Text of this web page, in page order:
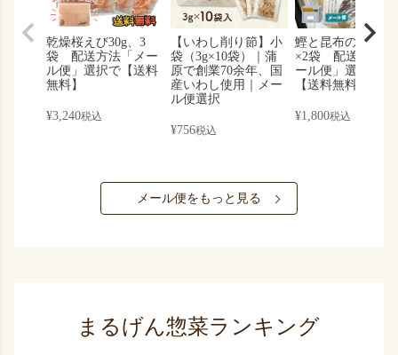
乾燥桜えび30g、3
袋 配送方法「メー
ル便」選択で【送料
無料】
¥3,240税込
【いわし削り節】小
袋（3g×10袋）｜蒲
原で創業70余年、国
産いわし使用｜メー
ル便選択
¥756税込
鰹と昆布の黄金だ
×2袋 配送方法「
ール便」選択する
【送料無料】
¥1,800税込
メール便をもっと見る
まるげん惣菜ランキング